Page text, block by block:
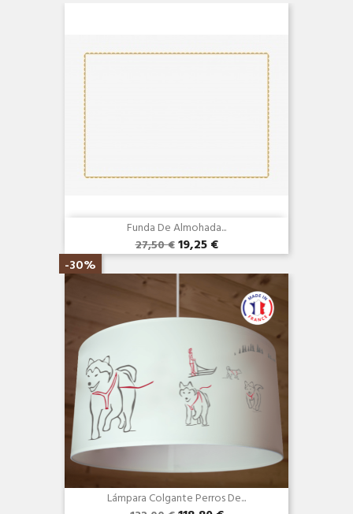
Funda De Almohada...
27,50 €
-30%
19,25 €
Vista rápida
Lámpara Colgante Perros De...